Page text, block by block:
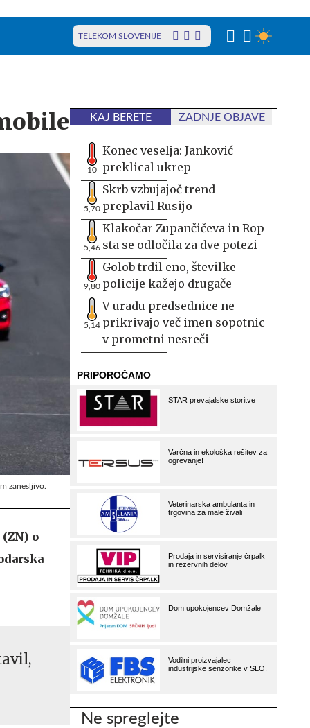
TELEKOM SLOVENIJE
zanesljivo.
o
KAJ BERETE ZADNJE OBJAVE
10
Konec veselja: Janković
preklical ukrep
5,70
Skrb vzbujajoč trend
preplavil Rusijo
5,46
Klakočar Zupančičeva in Rop
sta se odločila za dve potezi
9,80
Golob trdil eno, številke
policije kažejo drugače
5,14
V uradu predsednice ne
prikrivajo več imen sopotnic
v prometni nesreči
Ne spreglejte